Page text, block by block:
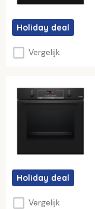
Holiday deal
Vergelijk
Holiday deal
Vergelijk